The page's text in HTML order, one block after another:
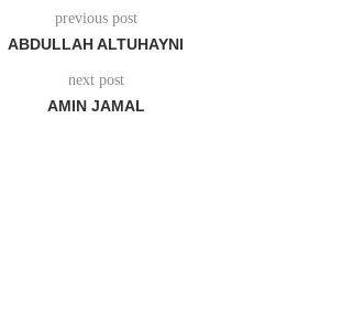
previous post
ABDULLAH ALTUHAYNI
next post
AMIN JAMAL